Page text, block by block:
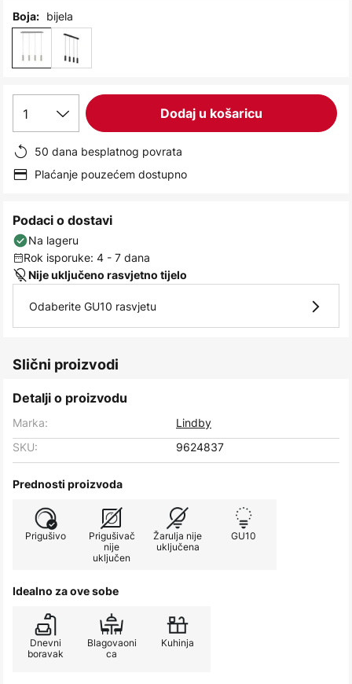
Boja: bijela
1 Dodaj u košaricu
50 dana besplatnog povrata
Plaćanje pouzećem dostupno
Podaci o dostavi
Na lageru
Rok isporuke: 4 - 7 dana
Nije uključeno rasvjetno tijelo
Odaberite GU10 rasvjetu
Slični proizvodi
Detalji o proizvodu
Marka:
Lindby
SKU:
9624837
Prednosti proizvoda
Prigušivo
Prigušivač
nije
uključen
Žarulja nije
uključena
GU10
Idealno za ove sobe
Dnevni
boravak
Blagovaoni
ca
Kuhinja